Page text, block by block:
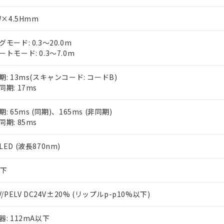
モード: 0.3～20.0m
トモード: 0.3～7.0m
: 13ms(スキャンコード: コードB)
期: 17ms
: 65ms (同期)、165ms (非同期)
期: 85ms
(波長870nm)
PELV DC24V±20% (リップルp-p10%以下)
: 112mA以下